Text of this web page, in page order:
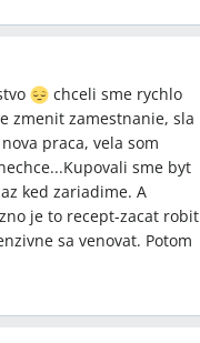
chceli sme rychlo
zmenit zamestnanie, sla
praca, vela som
sme byt
ked zariadime. A
je to recept-zacat robit
sa venovat. Potom